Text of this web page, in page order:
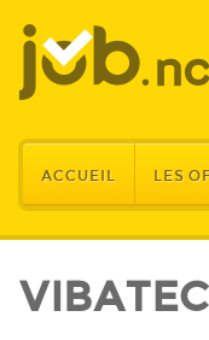
ACCUEIL LES